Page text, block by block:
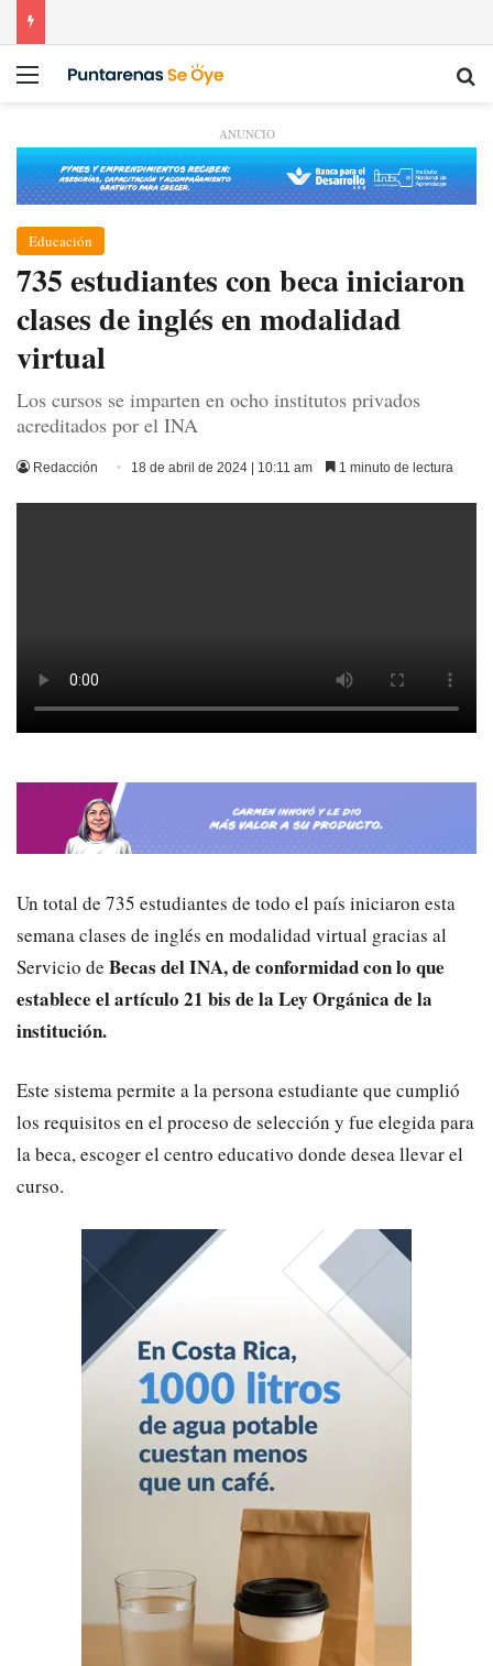
Menú
ANUNCIO
Educación
735 estudiantes con beca iniciaron
clases de inglés en modalidad
virtual
Los cursos se imparten en ocho institutos privados
acreditados por el INA
Redacción 18 de abril de 2024 | 10:11 am 1 minuto de lectura
Un total de 735 estudiantes de todo el país iniciaron esta
semanaclases de inglés en modalidad virtual gracias al
Servicio de Becas del INA, de conformidad con lo que
establece elartículo 21 bis de la Ley Orgánica de la
institución.
Este sistema permite a la persona estudiante que cumplió
los requisitos en el proceso de selección y fue elegida para
la beca, escogerel centro educativo donde desea llevar el
curso.